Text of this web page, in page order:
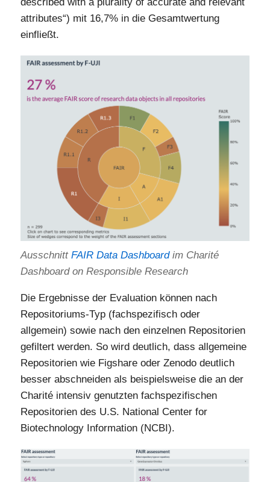
attributes“) mit 16,7% in die Gesamtwertung
einfließt.
AusschnittFAIR Data Dashboardim Charité
Dashboard on Responsible Research
Die Ergebnisse der Evaluation können nach
Repositoriums-Typ (fachspezifisch oder
allgemein) sowie nach den einzelnen Repositorien
gefiltert werden. So wird deutlich, dass allgemeine
Repositorien wie Figshare oder Zenodo deutlich
besser abschneiden als beispielsweise die an der
Charité intensiv genutzten fachspezifischen
Repositorien des U.S. National Center for
Biotechnology Information (NCBI).